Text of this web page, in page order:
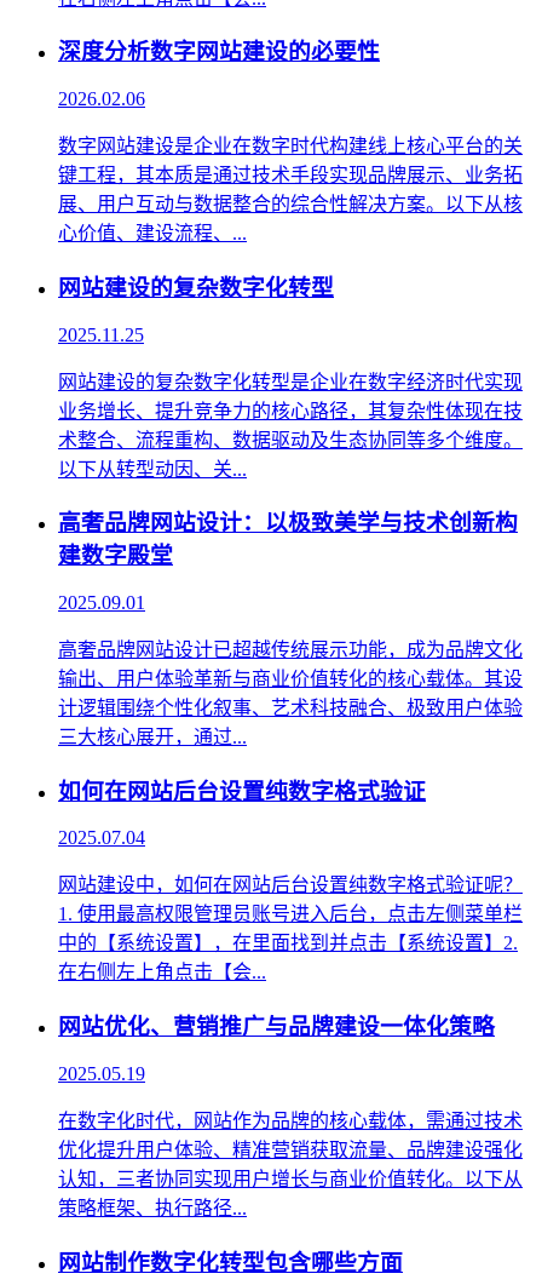
深度分析数字网站建设的必要性
2026.02.06
数字网站建设是企业在数字时代构建线上核心平台的关
键工程，其本质是通过技术手段实现品牌展示、业务拓
展、用户互动与数据整合的综合性解决方案。以下从核
心价值、建设流程、...
网站建设的复杂数字化转型
2025.11.25
网站建设的复杂数字化转型是企业在数字经济时代实现
业务增长、提升竞争力的核心路径，其复杂性体现在技
术整合、流程重构、数据驱动及生态协同等多个维度。
以下从转型动因、关...
高奢品牌网站设计：以极致美学与技术创新构
建数字殿堂
2025.09.01
高奢品牌网站设计已超越传统展示功能，成为品牌文化
输出、用户体验革新与商业价值转化的核心载体。其设
计逻辑围绕个性化叙事、艺术科技融合、极致用户体验
三大核心展开，通过...
如何在网站后台设置纯数字格式验证
2025.07.04
网站建设中，如何在网站后台设置纯数字格式验证呢？
1. 使用最高权限管理员账号进入后台，点击左侧菜单栏
中的【系统设置】，在里面找到并点击【系统设置】2.
在右侧左上角点击【会...
网站优化、营销推广与品牌建设一体化策略
2025.05.19
在数字化时代，网站作为品牌的核心载体，需通过技术
优化提升用户体验、精准营销获取流量、品牌建设强化
认知，三者协同实现用户增长与商业价值转化。以下从
策略框架、执行路径...
网站制作数字化转型包含哪些方面